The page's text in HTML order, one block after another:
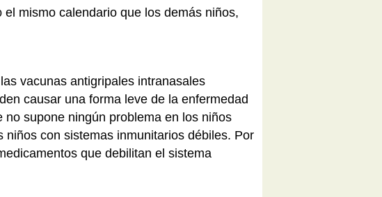
mismo calendario que los demás niños,
vacunas antigripales intranasales
causar una forma leve de la enfermedad
supone ningún problema en los niños
con sistemas inmunitarios débiles. Por
que debilitan el sistema